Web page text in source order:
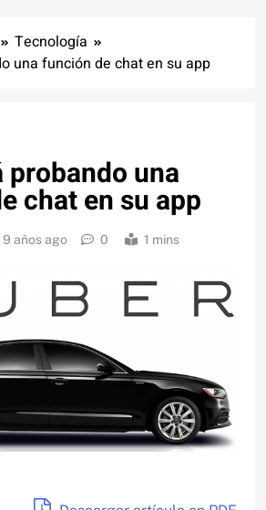
Tecnología
una función de chat en su app
probando una
chat en su app
9 años ago 0 1 mins